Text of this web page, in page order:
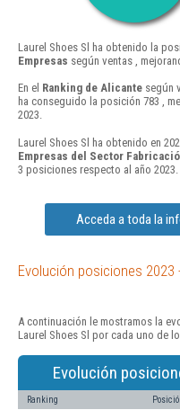
Laurel Shoes Sl ha obtenido la
Empresas según ventas ,
En el Ranking de Alicante según
ha conseguido la posición 783 ,
2023.
Laurel Shoes Sl ha obtenido en
Empresas del Sector
3 posiciones respecto al año 2023.
Acceda a toda la
Evolución posiciones 2023
A continuación le mostramos la
Laurel Shoes Sl por cada uno de
Evolución
Ranking